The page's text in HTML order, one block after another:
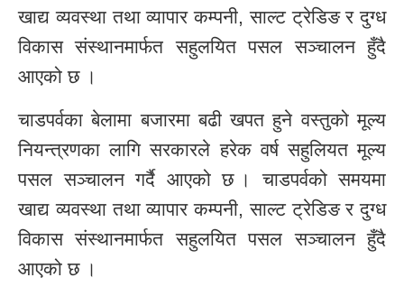
खाद्य व्यवस्था तथा व्यापार कम्पनी, साल्ट ट्रेडिङ र दुग्ध
विकास संस्थानमार्फत सहुलयित पसल सञ्चालन हुँदै
आएको छ ।
चाडपर्वका बेलामा बजारमा बढी खपत हुने वस्तुको मूल्य
नियन्त्रणका लागि सरकारले हरेक वर्ष सहुलियत मूल्य
पसल सञ्चालन गर्दै आएको छ । चाडपर्वको समयमा
खाद्य व्यवस्था तथा व्यापार कम्पनी, साल्ट ट्रेडिङ र दुग्ध
विकास संस्थानमार्फत सहुलयित पसल सञ्चालन हुँदै
आएको छ ।